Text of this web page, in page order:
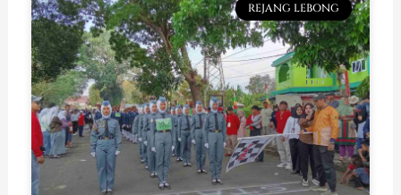
REJANG LEBONG